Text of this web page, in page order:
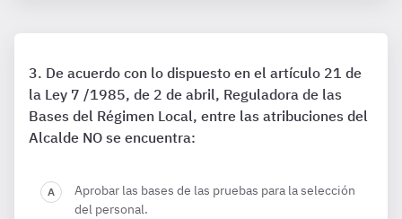
De acuerdo con lo dispuesto en el artículo 21 de
la Ley 7 /1985, de 2 de abril, Reguladora de las
Bases del Régimen Local, entre las atribuciones del
Alcalde NO se encuentra:
Aprobar las bases de las pruebas para la selección
del personal.